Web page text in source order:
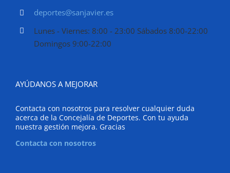
deportes@sanjavier.es
Lunes - Viernes: 8:00 - 23:00 Sábados 8:00-22:00
Domingos 9:00-22:00
AYÚDANOS A MEJORAR
Contacta con nosotros para resolver cualquier duda
acerca de la Concejalía de Deportes. Con tu ayuda
nuestra gestión mejora. Gracias
Contacta con nosotros